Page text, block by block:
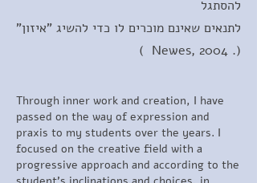
להסתגל
לתנאים שאינם מוכרים לו כדי להשיג "איזון"
(. Newes, 2004 )
Through inner work and creation, I have
passed on the way of expression and
praxis to my students over the years. I
focused on the creative field with a
progressive approach and according to the